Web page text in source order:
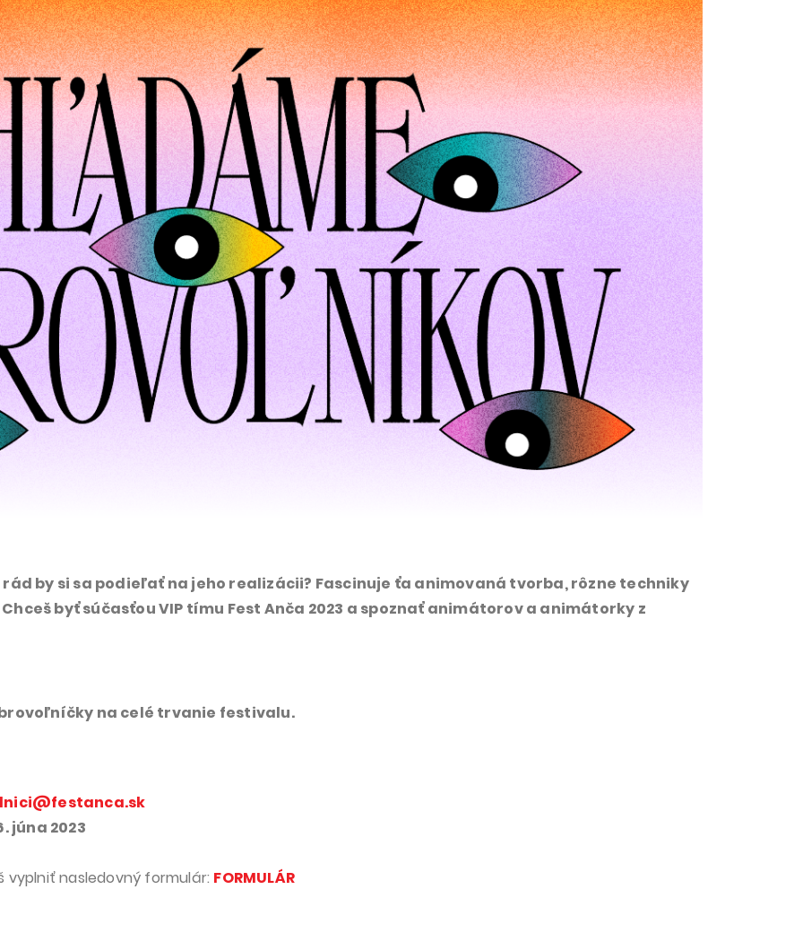
by si sa podieľať na jeho realizácii? Fascinuje ťa animovaná tvorba, rôzne techniky
Chceš byť súčasťou VIP tímu Fest Anča 2023 a spoznať animátorov a animátorky z
na celé trvanie festivalu.
júna 2023
vyplniť nasledovný formulár: FORMULÁR